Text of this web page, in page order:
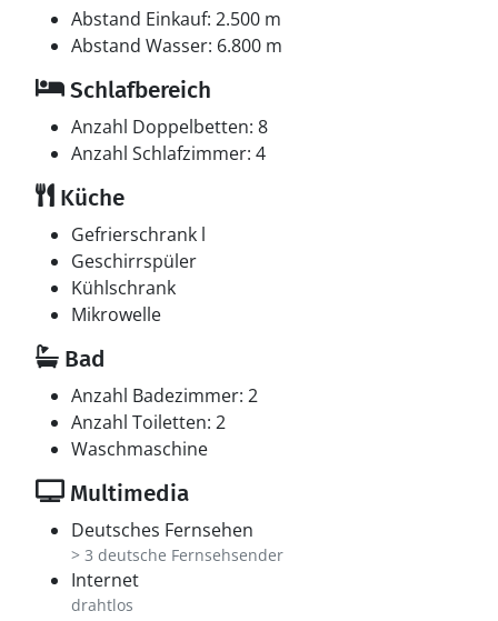
Abstand Einkauf: 2.500 m
Abstand Wasser: 6.800 m
Schlafbereich
Anzahl Doppelbetten: 8
Anzahl Schlafzimmer: 4
Küche
Gefrierschrank l
Geschirrspüler
Kühlschrank
Mikrowelle
Bad
Anzahl Badezimmer: 2
Anzahl Toiletten: 2
Waschmaschine
Multimedia
Deutsches Fernsehen
> 3 deutsche Fernsehsender
Internet
drahtlos